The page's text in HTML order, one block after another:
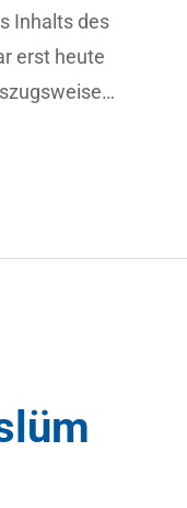
Inhalts des
erst heute